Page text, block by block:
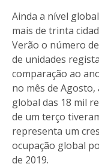
Ainda a nível
mais de trinta
Verão o número
de unidades
comparação ao
no mês de Agosto,
global das 18 mil
de um terço
representa um
ocupação global
de 2019.